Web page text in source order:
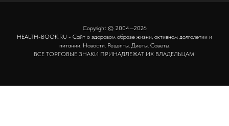
Copyright © 2004—2026
HEALTH-BOOK.RU - Сайт о здоровом образе жизни, активном долголетии и
питании. Новости. Рецепты. Диеты. Советы.
ВСЕ ТОРГОВЫЕ ЗНАКИ ПРИНАДЛЕЖАТ ИХ ВЛАДЕЛЬЦАМ!